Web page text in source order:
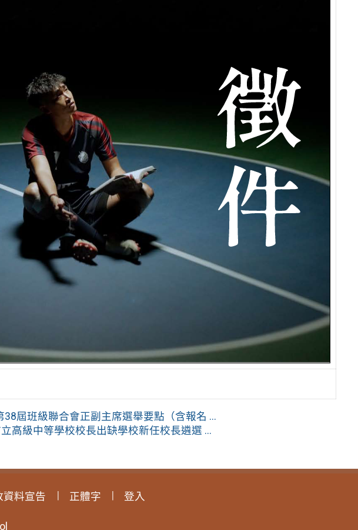
38屆班級聯合會正副主席選舉要點（含報名 ...
高級中等學校校長出缺學校新任校長遴選 ...
資料宣告 正體字 登入